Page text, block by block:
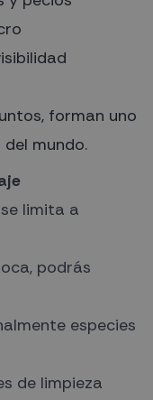
forman uno
mundo.
limita a
podrás
especies
de limpieza